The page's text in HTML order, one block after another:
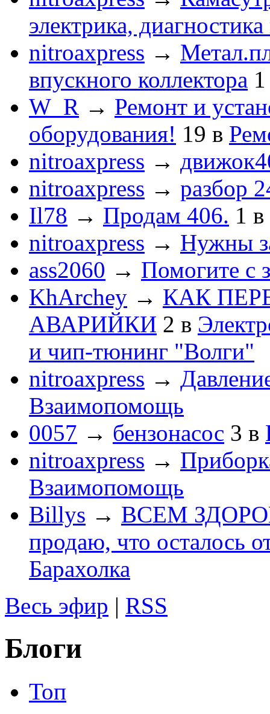
электрика,
nitroaxpress →
впускного коллектора 1
W_R → Ремонт и
оборудования! 19 в
nitroaxpress →
nitroaxpress → разбор
Il78 → Продам 406. 1 в
nitroaxpress → Нужны
ass2060 → Помогите с
KhArchey → КАК
АВАРИЙКИ 2 в
и чип-тюнинг "Волги"
nitroaxpress →
Взаимопомощь
0057 → бензонасос 3 в
nitroaxpress →
Взаимопомощь
Billys → ВСЕМ
продаю, что осталось
Барахолка
Весь эфир | RSS
Блоги
Топ